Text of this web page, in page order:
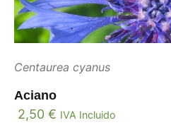
Centaurea cyanus
Aciano
2,50 € IVA Incluido